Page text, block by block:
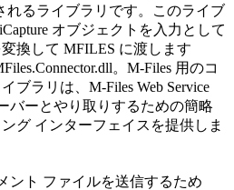
れるライブラリです。このライブ
オブジェクトを入力として
換して MFILES に渡します
。M-Files 用のコ
ブラリは、M-Files Web Service
バーとやり取りするための簡略
グ インターフェイスを提供しま
ント ファイルを送信するため